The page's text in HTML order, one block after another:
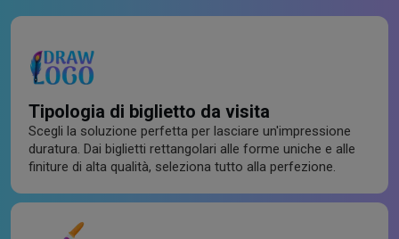
Tipologia di biglietto da visita
Scegli la soluzione perfetta per lasciare un'impressione
duratura. Dai biglietti rettangolari alle forme uniche e alle
finiture di alta qualità, seleziona tutto alla perfezione.